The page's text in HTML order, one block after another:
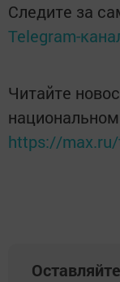
Следите за
Telegram-
Читайте
https://